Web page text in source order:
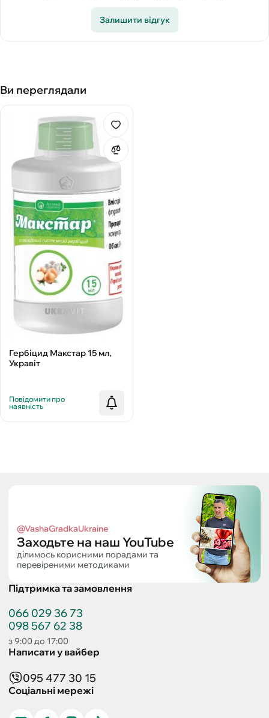
Залишити відгук
Ви переглядали
Гербіцид Макстар 15 мл,
Укравіт
Повідомити про
наявність
@VashaGradkaUkraine
Заходьте на наш YouTube
ділимось корисними порадами та
перевіреними методиками
Підтримка та замовлення
066 029 36 73
098 567 62 38
з 9:00 до 17:00
Написати у вайбер
095 477 30 15
Соціальні мережі